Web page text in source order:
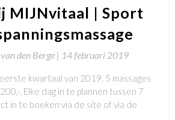
MIJNvitaal | Sport
den Berge | 14 februari 2019
kwartaal van 2019, 5 massages
. Elke dag in te plannen tussen 7
in te boeken via de site of via de